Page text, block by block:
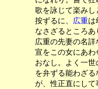
歌を詠じて楽みしと
按ずるに、 広重は
なさざるところあり。
広重の先妻の名詳なら
宣をこの女にあわせ
おなし。よく一世の筆
を弁ずる能わざるなり
が、性正直にして事に